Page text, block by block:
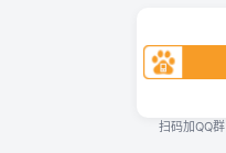
扫码加QQ群